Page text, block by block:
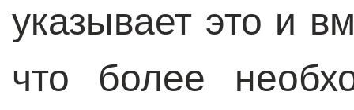
указывает это и
что более